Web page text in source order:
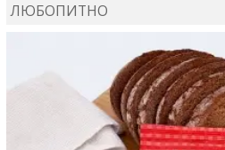
ЛЮБОПИТНО